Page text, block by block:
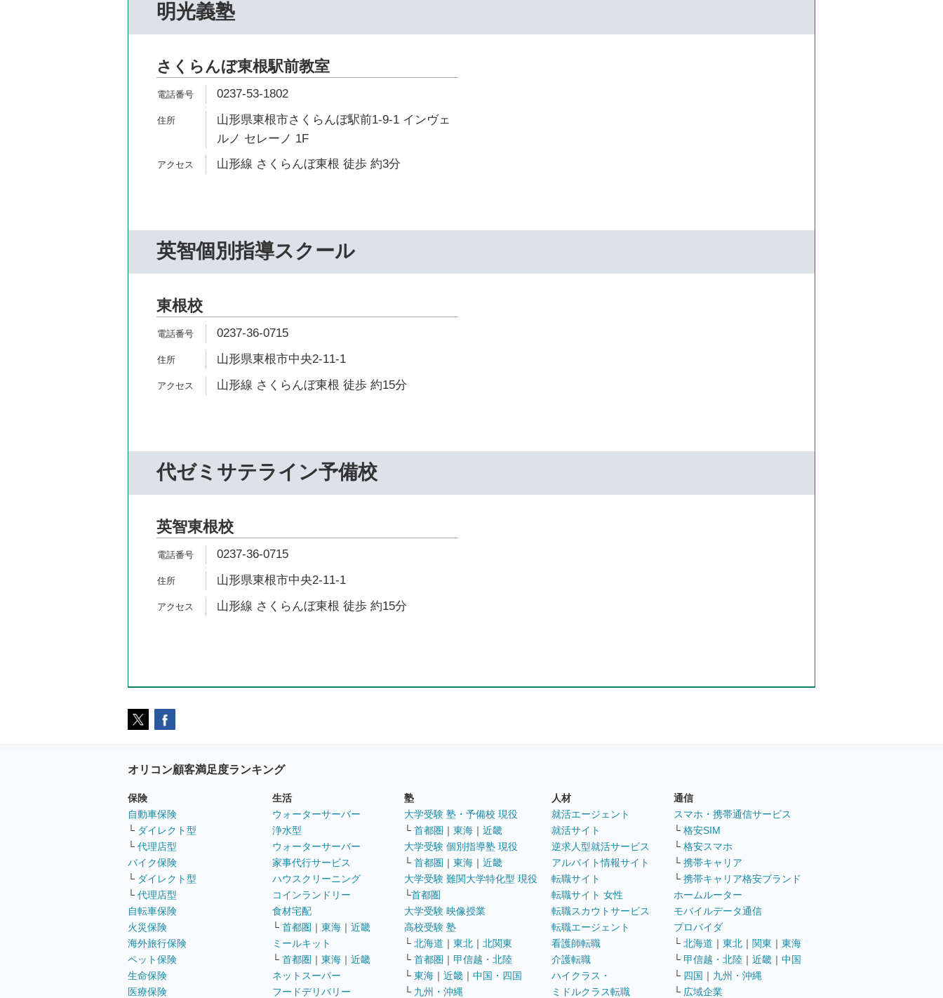
明光義塾
さくらんぼ東根駅前教室
0237-53-1802
山形県東根市さくらんぼ駅前1-9-1 インヴェ
ルノ セレーノ 1F
山形線 さくらんぼ東根 徒歩 約3分
英智個別指導スクール
東根校
0237-36-0715
山形県東根市中央2-11-1
山形線 さくらんぼ東根 徒歩 約15分
代ゼミサテライン予備校
英智東根校
0237-36-0715
山形県東根市中央2-11-1
山形線 さくらんぼ東根 徒歩 約15分
オリコン顧客満足度ランキング
保険
自動車保険
└ ダイレクト型
└ 代理店型
バイク保険
└ ダイレクト型
└ 代理店型
自転車保険
火災保険
海外旅行保険
ペット保険
生命保険
医療保険
生活
ウォーターサーバー
浄水型
ウォーターサーバー
家事代行サービス
ハウスクリーニング
コインランドリー
食材宅配
└ 首都圏 ｜ 東海 ｜ 近畿
ミールキット
└ 首都圏 ｜ 東海 ｜ 近畿
ネットスーパー
フードデリバリー
塾
大学受験 塾・予備校 現役
└ 首都圏 ｜ 東海 ｜ 近畿
大学受験 個別指導塾 現役
└ 首都圏 ｜ 東海 ｜ 近畿
大学受験 難関大学特化型 現役
└首都圏
大学受験 映像授業
高校受験 塾
└ 北海道 ｜ 東北 ｜ 北関東
└ 首都圏 ｜ 甲信越・北陸
└ 東海 ｜ 近畿 ｜ 中国・四国
└ 九州・沖縄
人材
就活エージェント
就活サイト
逆求人型就活サービス
アルバイト情報サイト
転職サイト
転職サイト 女性
転職スカウトサービス
転職エージェント
看護師転職
介護転職
ハイクラス・
ミドルクラス転職
通信
スマホ・携帯通信サービス
└ 格安SIM
└ 格安スマホ
└ 携帯キャリア
└ 携帯キャリア格安ブランド
ホームルーター
モバイルデータ通信
プロバイダ
└ 北海道 ｜ 東北 ｜ 関東 ｜ 東海
└ 甲信越・北陸 ｜ 近畿 ｜ 中国
└ 四国 ｜ 九州・沖縄
└ 広域企業